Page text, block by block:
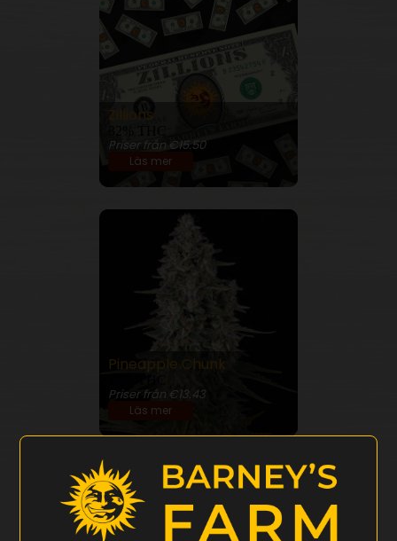
Zillions
Priser från €15.50
Läs mer
Pineapple Chunk
Priser från €13.43
Läs mer